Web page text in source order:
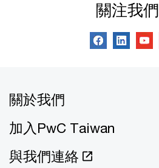
關注我們
關於我們
加入PwC Taiwan
與我們連絡